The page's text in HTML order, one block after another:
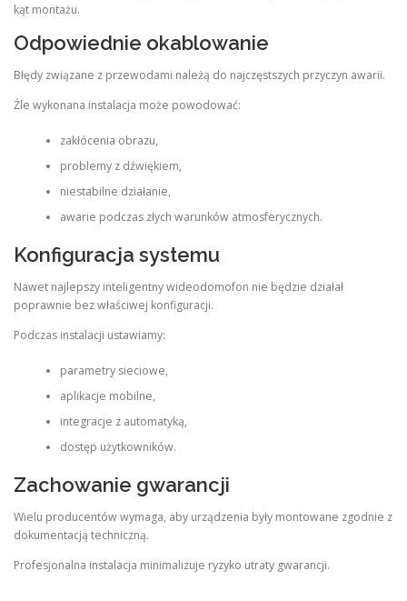
kąt montażu.
Odpowiednie okablowanie
Błędy związane z przewodami należą do najczęstszych przyczyn awarii.
Źle wykonana instalacja może powodować:
zakłócenia obrazu,
problemy z dźwiękiem,
niestabilne działanie,
awarie podczas złych warunków atmosferycznych.
Konfiguracja systemu
Nawet najlepszy inteligentny wideodomofon nie będzie działał
poprawnie bez właściwej konfiguracji.
Podczas instalacji ustawiamy:
parametry sieciowe,
aplikacje mobilne,
integracje z automatyką,
dostęp użytkowników.
Zachowanie gwarancji
Wielu producentów wymaga, aby urządzenia były montowane zgodnie z
dokumentacją techniczną.
Profesjonalna instalacja minimalizuje ryzyko utraty gwarancji.